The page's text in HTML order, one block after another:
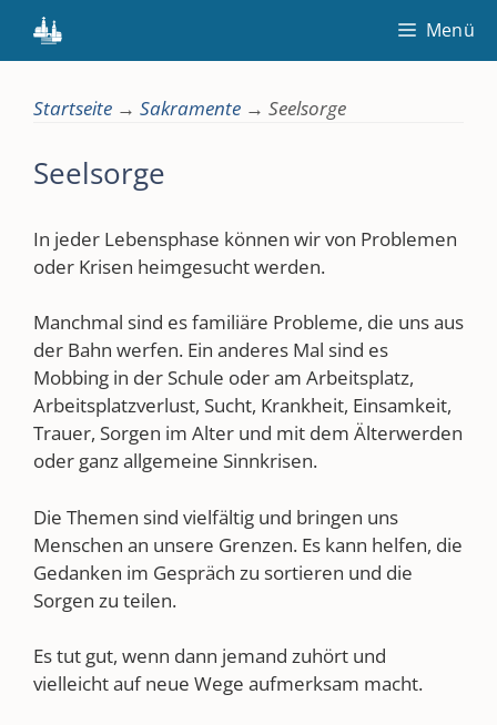
Inhalt
springen
Menü
Startseite → Sakramente → Seelsorge
Seelsorge
In jeder Lebensphase können wir von Problemen
oder Krisen heimgesucht werden.
Manchmal sind es familiäre Probleme, die uns aus
der Bahn werfen. Ein anderes Mal sind es
Mobbing in der Schule oder am Arbeitsplatz,
Arbeitsplatzverlust, Sucht, Krankheit, Einsamkeit,
Trauer, Sorgen im Alter und mit dem Älterwerden
oder ganz allgemeine Sinnkrisen.
Die Themen sind vielfältig und bringen uns
Menschen an unsere Grenzen. Es kann helfen, die
Gedanken im Gespräch zu sortieren und die
Sorgen zu teilen.
Es tut gut, wenn dann jemand zuhört und
vielleicht auf neue Wege aufmerksam macht.